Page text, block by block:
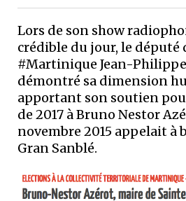
Lors de son show
crédible du jour, le député
#Martinique Jean-
démontré sa dimension
apportant son soutien
de 2017 à Bruno Nestor
novembre 2015 appelait à
Gran Sanblé.